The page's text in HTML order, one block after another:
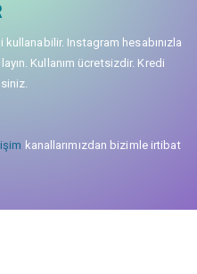
Instagram hesabınızla
Kullanım ücretsizdir. Kredi
kanallarımızdan bizimle irtibat